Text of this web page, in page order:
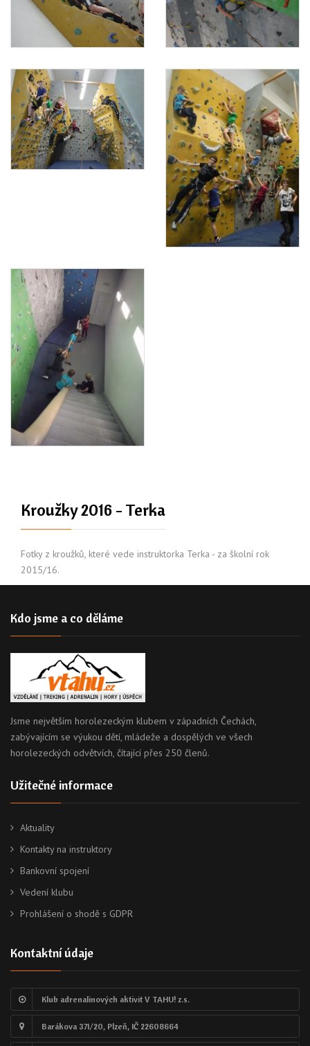
Kroužky 2016 - Terka
Fotky z kroužků, které vede instruktorka Terka - za školní rok
2015/16.
Kdo jsme a co děláme
Jsme největším horolezeckým klubem v západních Čechách,
zabývajícím se výukou dětí, mládeže a dospělých ve všech
horolezeckých odvětvích, čítající přes 250 členů.
Užitečné informace
Aktuality
Kontakty na instruktory
Bankovní spojení
Vedení klubu
Prohlášení o shodě s GDPR
Kontaktní údaje
Klub adrenalinových aktivit V TAHU! z.s.
Barákova 371/20, Plzeň, IČ 22608664